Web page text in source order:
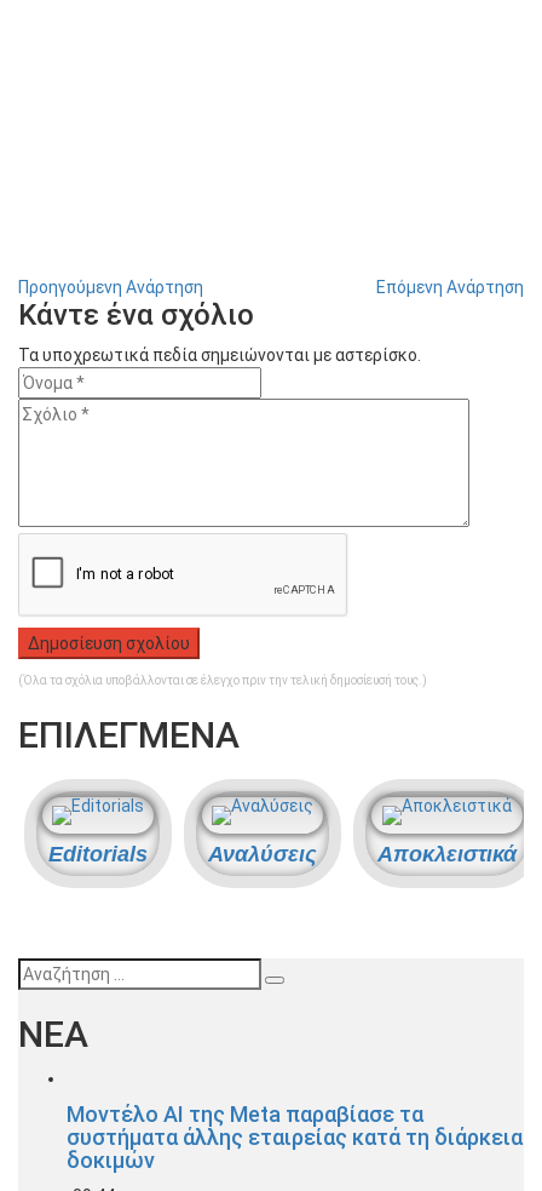
Προηγούμενη Ανάρτηση Επόμενη Ανάρτηση
Κάντε ένα σχόλιο
Τα υποχρεωτικά πεδία σημειώνονται με αστερίσκο.
(Όλα τα σχόλια υποβάλλονται σε έλεγχο πριν την τελική δημοσίευσή τους.)
ΕΠΙΛΕΓΜΕΝΑ
Editorials Αναλύσεις Αποκλειστικά
ΝΕΑ
Μοντέλο AI της Meta παραβίασε τα
συστήματα άλλης εταιρείας κατά τη διάρκεια
δοκιμών